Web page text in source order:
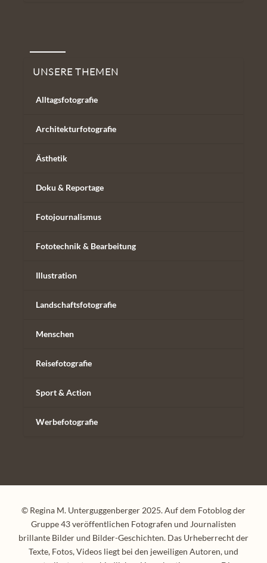
UNSERE THEMEN
Alltagsfotografie
Architekturfotografie
Ästhetik
Doku & Reportage
Fotojournalismus
Fototechnik & Bearbeitung
Illustration
Landschaftsfotografie
Menschen
Reisefotografie
Sport & Action
Werbefotografie
© Regina M. Unterguggenberger 2025. Auf dem Fotoblog der
Gruppe 43 veröffentlichen Fotografen und Journalisten
brillante Bilder und Bilder-Geschichten. Das Urheberrecht der
Texte, Fotos, Videos liegt bei den jeweiligen Autoren, und